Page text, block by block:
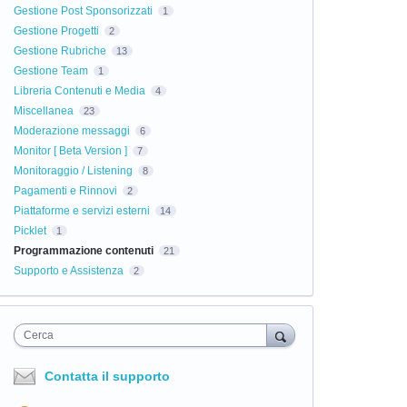
Gestione Post Sponsorizzati 1
Gestione Progetti 2
Gestione Rubriche 13
Gestione Team 1
Libreria Contenuti e Media 4
Miscellanea 23
Moderazione messaggi 6
Monitor [ Beta Version ] 7
Monitoraggio / Listening 8
Pagamenti e Rinnovi 2
Piattaforme e servizi esterni 14
Picklet 1
Programmazione contenuti 21
Supporto e Assistenza 2
Cerca
Contatta il supporto